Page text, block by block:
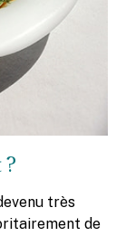
très
de